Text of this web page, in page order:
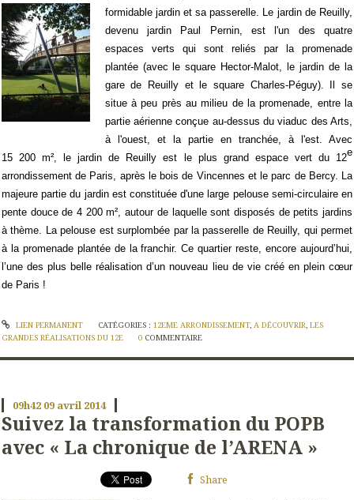
formidable jardin et sa passerelle. Le jardin de Reuilly,
devenu jardin Paul Pernin, est l'un des quatre
espaces verts qui sont reliés par la promenade
plantée (avec le square Hector-Malot, le jardin de la
gare de Reuilly et le square Charles-Péguy). Il se
situe à peu près au milieu de la promenade, entre la
partie aérienne conçue au-dessus du viaduc des Arts,
à l'ouest, et la partie en tranchée, à l'est. Avec
15 200 m², le jardin de Reuilly est le plus grand espace vert du 12e
arrondissement de Paris, après le bois de Vincennes et le parc de Bercy. La
majeure partie du jardin est constituée d'une large pelouse semi-circulaire en
pente douce de 4 200 m², autour de laquelle sont disposés de petits jardins
à thème. La pelouse est surplombée par la passerelle de Reuilly, qui permet
à la promenade plantée de la franchir. Ce quartier reste, encore aujourd’hui,
l’une des plus belle réalisation d’un nouveau lieu de vie créé en plein cœur
de Paris !
LIEN PERMANENT CATÉGORIES : 12EME ARRONDISSEMENT, A DÉCOUVRIR, LES
GRANDES RÉALISATIONS DU 12E
0 COMMENTAIRE
09h42 09 avril 2014
Suivez la transformation du POPB
avec « La chronique de l’ARENA »
Share